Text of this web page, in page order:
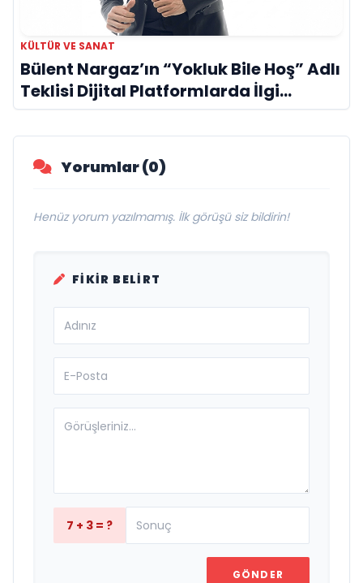
KÜLTÜR VE SANAT
Bülent Nargaz’ın “Yokluk Bile Hoş” Adlı
Teklisi Dijital Platformlarda İlgi
Görmeye Devam Ediyor
Yorumlar (0)
Henüz yorum yazılmamış. İlk görüşü siz bildirin!
FIKIR BELIRT
7 + 3 = ?
GÖNDER